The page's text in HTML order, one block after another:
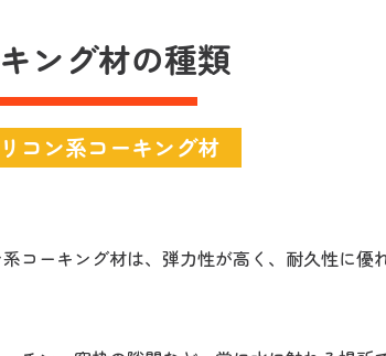
ング材の種類
コン系コーキング材
コーキング材は、弾力性が高く、耐久性に優